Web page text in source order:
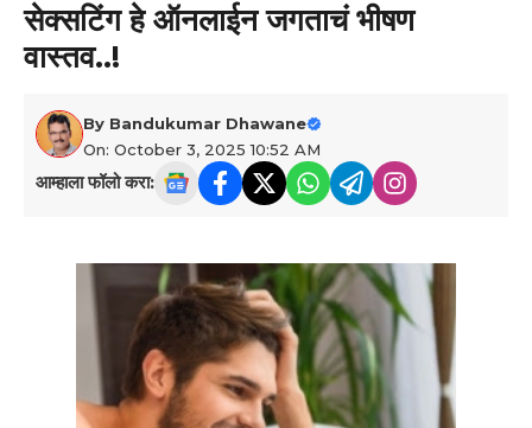
सेक्सटिंग हे ऑनलाईन जगताचं भीषण
वास्तव..!
By Bandukumar Dhawane
On: October 3, 2025 10:52 AM
आम्हाला फॉलो करा: